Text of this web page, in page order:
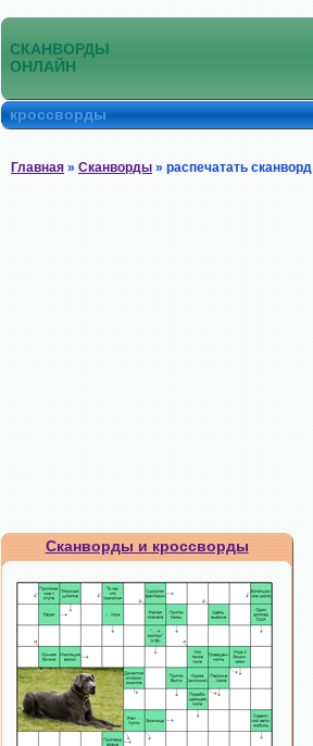
СКАНВОРДЫ
ОНЛАЙН
кроссворды
Главная » Сканворды » распечатать сканворд
Сканворды и кроссворды